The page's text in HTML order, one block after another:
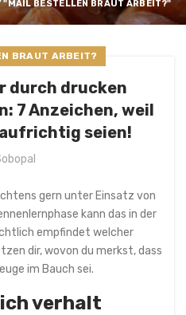
"MAIL BESTELLEN BRAUT ARBEIT?"
BRAUT ARBEIT?
durch drucken
7 Anzeichen, weil
seien!
gern unter Einsatz von
kann das in der
empfindet welcher
dir, wovon du merkst, dass
im Bauch sei.
verhalt